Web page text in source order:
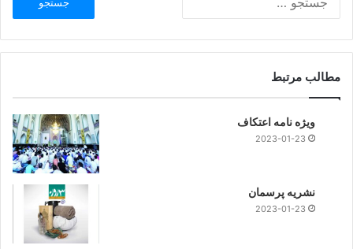
مطالب مرتبط
ویژه نامه اعتکاف
2023-01-23
نشریه پرسمان
2023-01-23